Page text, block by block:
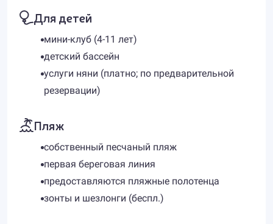
Для детей
мини-клуб (4-11 лет)
детский бассейн
услуги няни (платно; по предварительной
резервации)
Пляж
собственный песчаный пляж
первая береговая линия
предоставляются пляжные полотенца
зонты и шезлонги (беспл.)